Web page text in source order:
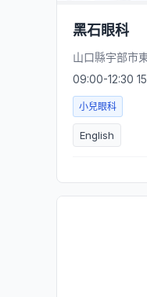
黑石眼科
山口縣宇部市
09:00-12:30
小兒眼科
English